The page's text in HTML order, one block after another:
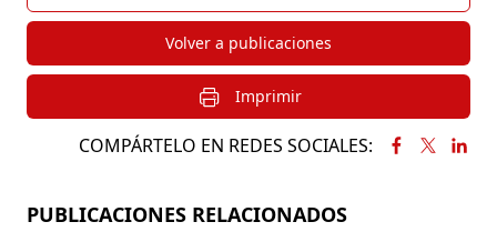
Volver a publicaciones
Imprimir
COMPÁRTELO EN REDES SOCIALES:
PUBLICACIONES RELACIONADOS